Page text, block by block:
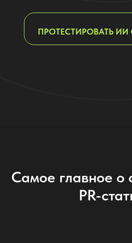
Самое главное о
PR-